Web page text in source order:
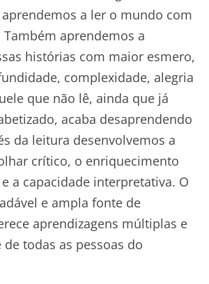
a ler o mundo com
aprendemos a
histórias com maior esmero,
complexidade, alegria
que não lê, ainda que já
acaba desaprendendo
da leitura desenvolvemos a
crítico, o enriquecimento
a capacidade interpretativa. O
e ampla fonte de
aprendizagens múltiplas e
de todas as pessoas do